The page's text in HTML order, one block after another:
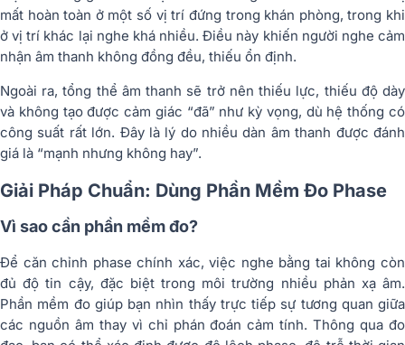
mất hoàn toàn ở một số vị trí đứng trong khán phòng, trong khi
ở vị trí khác lại nghe khá nhiều. Điều này khiến người nghe cảm
nhận âm thanh không đồng đều, thiếu ổn định.
Ngoài ra, tổng thể âm thanh sẽ trở nên thiếu lực, thiếu độ dày
và không tạo được cảm giác “đã” như kỳ vọng, dù hệ thống có
công suất rất lớn. Đây là lý do nhiều dàn âm thanh được đánh
giá là “mạnh nhưng không hay”.
Giải Pháp Chuẩn: Dùng Phần Mềm Đo Phase
Vì sao cần phần mềm đo?
Để căn chỉnh phase chính xác, việc nghe bằng tai không còn
đủ độ tin cậy, đặc biệt trong môi trường nhiều phản xạ âm.
Phần mềm đo giúp bạn nhìn thấy trực tiếp sự tương quan giữa
các nguồn âm thay vì chỉ phán đoán cảm tính. Thông qua đo